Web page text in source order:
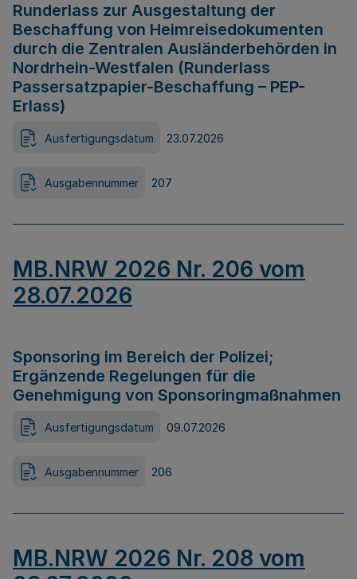
Runderlass zur Ausgestaltung der
Beschaffung von Heimreisedokumenten
durch die Zentralen Ausländerbehörden in
Nordrhein-Westfalen (Runderlass
Passersatzpapier-Beschaffung – PEP-
Erlass)
Ausfertigungsdatum 23.07.2026
Ausgabennummer 207
MB.NRW 2026 Nr. 206 vom
28.07.2026
Sponsoring im Bereich der Polizei;
Ergänzende Regelungen für die
Genehmigung von Sponsoringmaßnahmen
Ausfertigungsdatum 09.07.2026
Ausgabennummer 206
MB.NRW 2026 Nr. 208 vom